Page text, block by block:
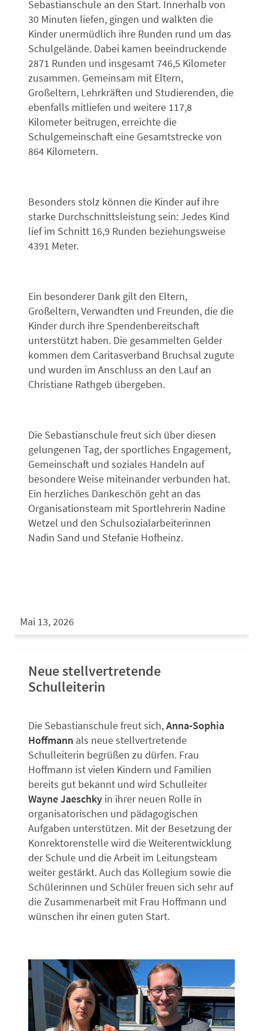
Sebastianschule an den Start. Innerhalb von
30 Minuten liefen, gingen und walkten die
Kinder unermüdlich ihre Runden rund um das
Schulgelände. Dabei kamen beeindruckende
2871 Runden und insgesamt 746,5 Kilometer
zusammen. Gemeinsam mit Eltern,
Großeltern, Lehrkräften und Studierenden, die
ebenfalls mitliefen und weitere 117,8
Kilometer beitrugen, erreichte die
Schulgemeinschaft eine Gesamtstrecke von
864 Kilometern.
Besonders stolz können die Kinder auf ihre
starke Durchschnittsleistung sein: Jedes Kind
lief im Schnitt 16,9 Runden beziehungsweise
4391 Meter.
Ein besonderer Dank gilt den Eltern,
Großeltern, Verwandten und Freunden, die die
Kinder durch ihre Spendenbereitschaft
unterstützt haben. Die gesammelten Gelder
kommen dem Caritasverband Bruchsal zugute
und wurden im Anschluss an den Lauf an
Christiane Rathgeb übergeben.
Die Sebastianschule freut sich über diesen
gelungenen Tag, der sportliches Engagement,
Gemeinschaft und soziales Handeln auf
besondere Weise miteinander verbunden hat.
Ein herzliches Dankeschön geht an das
Organisationsteam mit Sportlehrerin Nadine
Wetzel und den Schulsozialarbeiterinnen
Nadin Sand und Stefanie Hofheinz.
Mai 13, 2026
Neue stellvertretende
Schulleiterin
Die Sebastianschule freut sich,Anna‑Sophia
Hoffmann als neue stellvertretende
Schulleiterin begrüßen zu dürfen. Frau
Hoffmann ist vielen Kindern und Familien
bereits gut bekannt und wird Schulleiter
Wayne Jaeschky in ihrer neuen Rolle in
organisatorischen und pädagogischen
Aufgaben unterstützen. Mit der Besetzung der
Konrektorenstelle wird die Weiterentwicklung
der Schule und die Arbeit im Leitungsteam
weiter gestärkt. Auch das Kollegium sowie die
Schülerinnen und Schüler freuen sich sehr auf
die Zusammenarbeit mit Frau Hoffmann und
wünschen ihr einen guten Start.